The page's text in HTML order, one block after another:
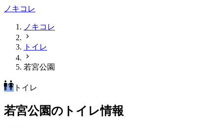
ノキコレ
ノキコレ
トイレ
若宮公園
トイレ
若宮公園のトイレ情報